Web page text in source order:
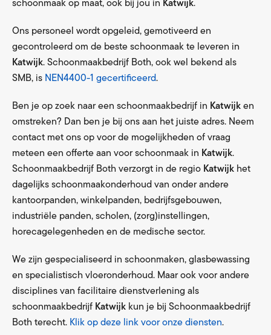
schoonmaak op maat, ook bij jou in Katwijk.
Ons personeel wordt opgeleid, gemotiveerd en
gecontroleerd om de beste schoonmaak te leveren in
Katwijk. Schoonmaakbedrijf Both, ook wel bekend als
SMB, is NEN4400-1 gecertificeerd.
Ben je op zoek naar een schoonmaakbedrijf in Katwijk en
omstreken? Dan ben je bij ons aan het juiste adres. Neem
contact met ons op voor de mogelijkheden of vraag
meteen een offerte aan voor schoonmaak in Katwijk.
Schoonmaakbedrijf Both verzorgt in de regio Katwijk het
dagelijks schoonmaakonderhoud van onder andere
kantoorpanden, winkelpanden, bedrijfsgebouwen,
industriële panden, scholen, (zorg)instellingen,
horecagelegenheden en de medische sector.
We zijn gespecialiseerd in schoonmaken, glasbewassing
en specialistisch vloeronderhoud. Maar ook voor andere
disciplines van facilitaire dienstverlening als
schoonmaakbedrijf Katwijk kun je bij Schoonmaakbedrijf
Both terecht. Klik op deze link voor onze diensten.